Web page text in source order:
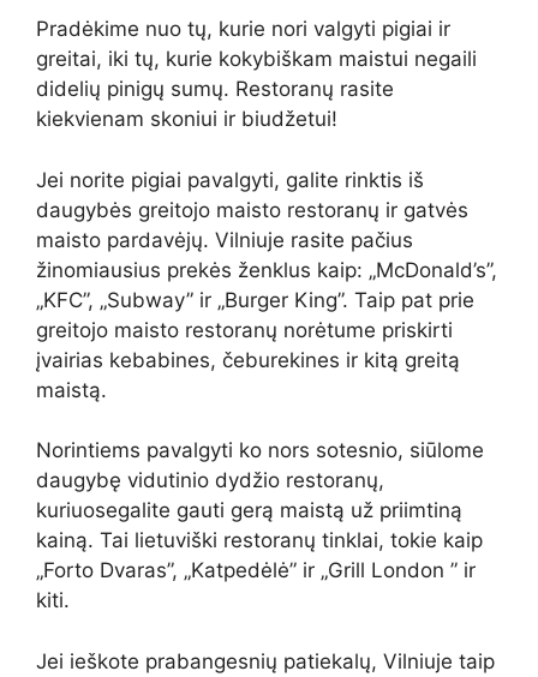
Pradėkime nuo tų, kurie nori valgyti pigiai ir
greitai, iki tų, kurie kokybiškam maistui negaili
didelių pinigų sumų. Restoranų rasite
kiekvienam skoniui ir biudžetui!
Jei norite pigiai pavalgyti, galite rinktis iš
daugybės greitojo maisto restoranų ir gatvės
maisto pardavėjų. Vilniuje rasite pačius
žinomiausius prekės ženklus kaip: „McDonald’s”,
„KFC”, „Subway” ir „Burger King”. Taip pat prie
greitojo maisto restoranų norėtume priskirti
įvairias kebabines, čeburekines ir kitą greitą
maistą.
Norintiems pavalgyti ko nors sotesnio, siūlome
daugybę vidutinio dydžio restoranų,
kuriuosegalite gauti gerą maistą už priimtiną
kainą. Tai lietuviški restoranų tinklai, tokie kaip
„Forto Dvaras”, „Katpedėlė” ir „Grill London ” ir
kiti.
Jei ieškote prabangesnių patiekalų, Vilniuje taip